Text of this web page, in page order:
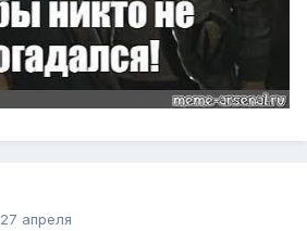
27 апреля